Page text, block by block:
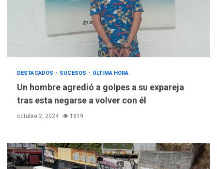
DESTACADOS SUCESOS ÚLTIMA HORA
Un hombre agredió a golpes a su expareja
tras esta negarse a volver con él
octubre 2, 2024 1819
3
POLÍTICA
TITULARES
ÚLTIMA HORA
ONGs piden a CIDH
diálogo en Venezuela
POLÍTICA
TITULARES
INTERNACIONALES ÚLTIMA HORA
Hiroshima 81 años de la